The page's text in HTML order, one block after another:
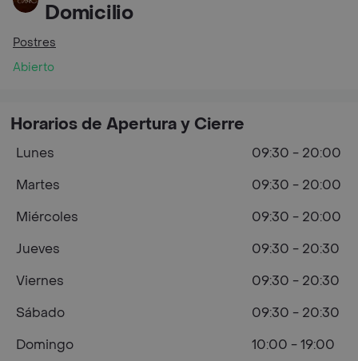
Domicilio
Postres
Abierto
Horarios de Apertura y Cierre
Lunes
09:30 - 20:00
Martes
09:30 - 20:00
Miércoles
09:30 - 20:00
Jueves
09:30 - 20:30
Viernes
09:30 - 20:30
Sábado
09:30 - 20:30
Domingo
10:00 - 19:00